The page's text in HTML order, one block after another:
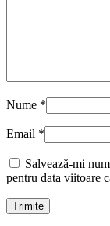
Nume *
Email *
Salvează-mi
pentru data viitoare